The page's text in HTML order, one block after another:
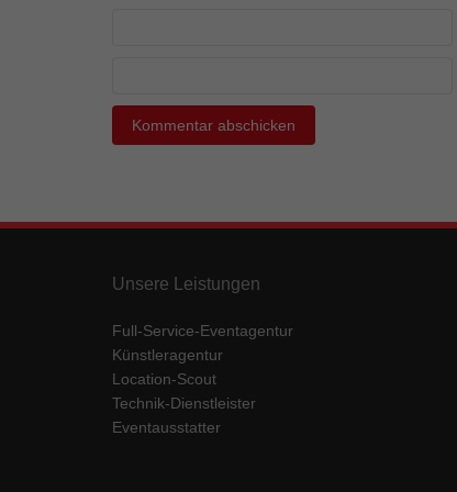
Unsere Leistungen
Full-Service-Eventagentur
Künstleragentur
Location-Scout
Technik-Dienstleister
Eventausstatter